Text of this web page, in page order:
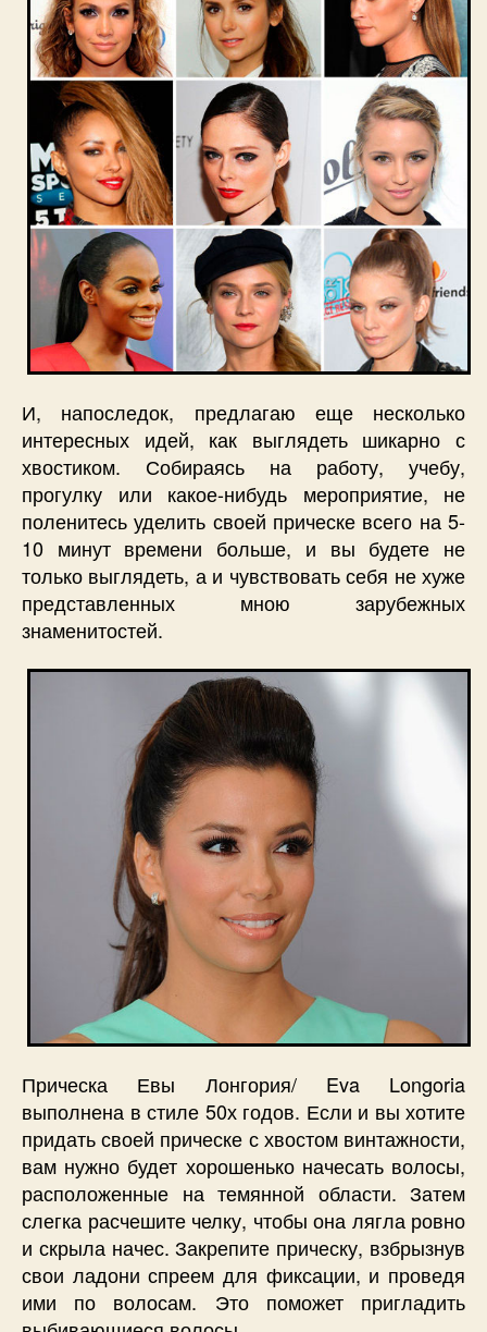
И, напоследок, предлагаю еще несколько
интересных идей, как выглядеть шикарно с
хвостиком. Собираясь на работу, учебу,
прогулку или какое-нибудь мероприятие, не
поленитесь уделить своей прическе всего на 5-
10 минут времени больше, и вы будете не
только выглядеть, а и чувствовать себя не хуже
представленных мною зарубежных
знаменитостей.
Прическа Евы Лонгория/ Eva Longoria
выполнена в стиле 50х годов. Если и вы хотите
придать своей прическе с хвостом винтажности,
вам нужно будет хорошенько начесать волосы,
расположенные на темянной области. Затем
слегка расчешите челку, чтобы она лягла ровно
и скрыла начес. Закрепите прическу, взбрызнув
свои ладони спреем для фиксации, и проведя
ими по волосам. Это поможет пригладить